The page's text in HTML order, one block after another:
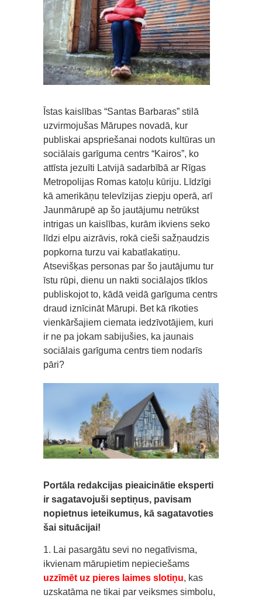
Īstas kaislības “Santas Barbaras” stilā
uzvirmojušas Mārupes novadā, kur
publiskai apspriešanai nodots kultūras un
sociālais garīguma centrs “Kairos”, ko
attīsta jezuīti Latvijā sadarbībā ar Rīgas
Metropolijas Romas katoļu kūriju. Līdzīgi
kā amerikāņu televīzijas ziepju operā, arī
Jaunmārupē ap šo jautājumu netrūkst
intrigas un kaislības, kurām ikviens seko
līdzi elpu aizrāvis, rokā cieši sažņaudzis
popkorna turzu vai kabatlakatiņu.
Atsevišķas personas par šo jautājumu tur
īstu rūpi, dienu un nakti sociālajos tīklos
publiskojot to, kādā veidā garīguma centrs
draud iznīcināt Mārupi. Bet kā rīkoties
vienkāršajiem ciemata iedzīvotājiem, kuri
ir ne pa jokam sabijušies, ka jaunais
sociālais garīguma centrs tiem nodarīs
pāri?
Portāla redakcijas pieaicinātie eksperti
ir sagatavojuši septiņus, pavisam
nopietnus ieteikumus, kā sagatavoties
šai situācijai!
1. Lai pasargātu sevi no negatīvisma,
ikvienam mārupietim nepieciešams
uzzīmēt uz pieres laimes slotiņu, kas
uzskatāma ne tikai par veiksmes simbolu,